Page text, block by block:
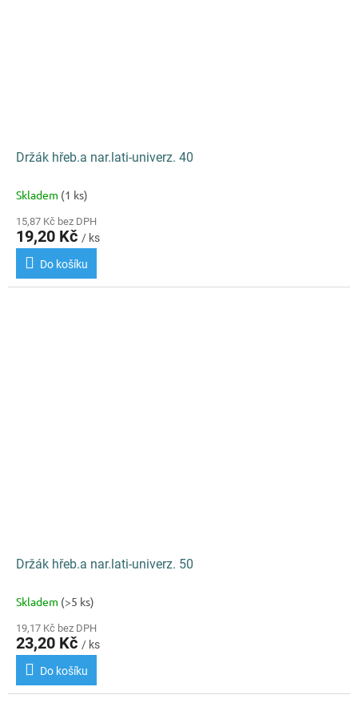
Držák hřeb.a nar.lati-univerz. 40
Skladem (1 ks)
15,87 Kč bez DPH
19,20 Kč / ks
Do košíku
Držák hřeb.a nar.lati-univerz. 50
Skladem (>5 ks)
19,17 Kč bez DPH
23,20 Kč / ks
Do košíku